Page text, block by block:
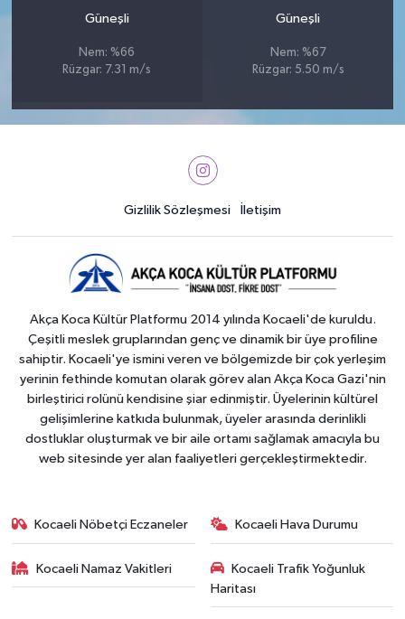
Güneşli
Nem: %66
Rüzgar: 7.31 m/s
Güneşli
Nem: %67
Rüzgar: 5.50 m/s
Gizlilik Sözleşmesi İletişim
Akça Koca Kültür Platformu 2014 yılında Kocaeli'de kuruldu.
Çeşitli meslek gruplarından genç ve dinamik bir üye profiline
sahiptir. Kocaeli'ye ismini veren ve bölgemizde bir çok yerleşim
yerinin fethinde komutan olarak görev alan Akça Koca Gazi'nin
birleştirici rolünü kendisine şiar edinmiştir. Üyelerinin kültürel
gelişimlerine katkıda bulunmak, üyeler arasında derinlikli
dostluklar oluşturmak ve bir aile ortamı sağlamak amacıyla bu
web sitesinde yer alan faaliyetleri gerçekleştirmektedir.
Kocaeli Nöbetçi Eczaneler Kocaeli Hava Durumu
Kocaeli Namaz Vakitleri
Kocaeli Trafik Yoğunluk
Haritası